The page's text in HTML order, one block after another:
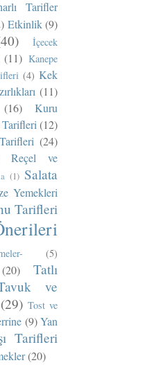
Tarifler
Etkinlik (9)
İçecek
(11) Kanepe
(4) Kek
(11)
(16)
Kuru
(12)
(24)
Reçel ve
(1) Salata
Yemekleri
Tarifleri
(5)
(20)
Tatlı
ve
(29) Tost ve
(9) Yan
Tarifleri
(20)